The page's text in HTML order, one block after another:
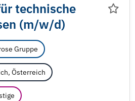
technische
(m/w/d)
Gruppe
Österreich